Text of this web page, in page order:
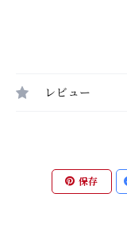
レビュー
保存